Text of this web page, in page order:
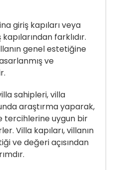
giriş kapıları veya
farklıdır.
genel estetiğine
ve
sahipleri, villa
araştırma yaparak,
tercihlerine uygun bir
Villa kapıları, villanın
ve değeri açısından